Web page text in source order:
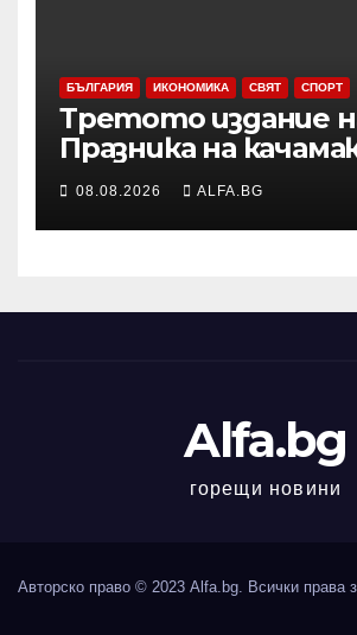
БЪЛГАРИЯ ИКОНОМИКА СВЯТ СПОРТ
Третото издание
Празника на
жители и гости в
пернишкото село
гора
08.08.2026 ALFA.BG
Alfa.bg
горещи новини
Авторско право © 2023 Alfa.bg. Всички права